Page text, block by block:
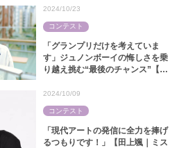
「グランプリだけを考えていま
す」ジュノンボーイの悔しさを乗
り越え挑む“最後のチャンス”【後
2024】
2024/10/23
コンテスト
「現代アートの発信に全力を捧げ
るつもりです！」【田上颯｜ミス
2024/10/09
コンテスト